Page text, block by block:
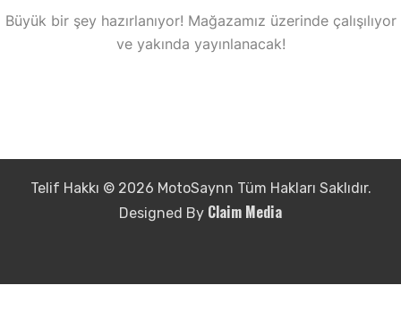
Büyük bir şey hazırlanıyor! Mağazamız üzerinde çalışılıyor
ve yakında yayınlanacak!
Telif Hakkı © 2026 MotoSaynn Tüm Hakları Saklıdır.
Designed By Claim Media